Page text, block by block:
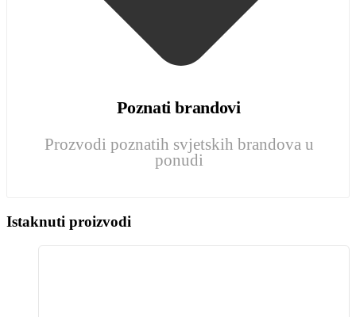
Poznati brandovi
Prozvodi poznatih svjetskih brandova u
ponudi
Istaknuti proizvodi